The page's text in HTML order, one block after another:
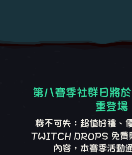
第八賽季社群日將於
重登場
機不可失：超值好禮、
TWITCH DROPS 免費
內容，本賽季活動